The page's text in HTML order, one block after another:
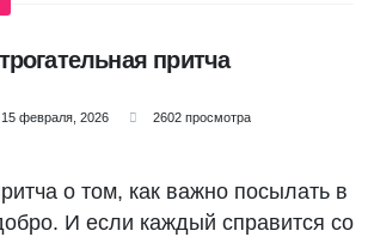
притча
15 февраля, 2026 2602 просмотра
о том, как важно посылать в
И если каждый справится со